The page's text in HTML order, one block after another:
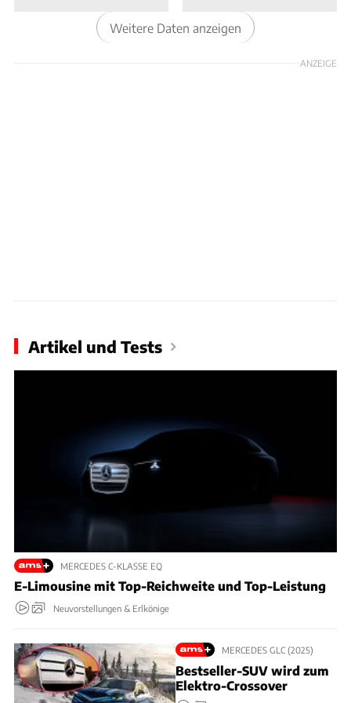
Weitere Daten anzeigen
ANZEIGE
Artikel und Tests
MERCEDES C-KLASSE EQ
E-Limousine mit Top-Reichweite und Top-Leistung
Neuvorstellungen & Erlkönige
MERCEDES GLC (2025)
Bestseller-SUV wird zum
Elektro-Crossover